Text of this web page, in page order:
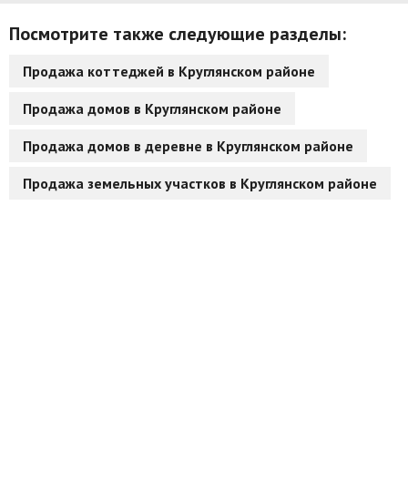
Посмотрите также следующие разделы:
Продажа коттеджей в Круглянском районе
Продажа домов в Круглянском районе
Продажа домов в деревне в Круглянском районе
Продажа земельных участков в Круглянском районе